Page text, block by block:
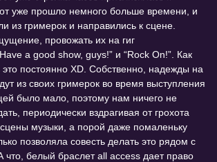
уже прошло немного больше времени, и
из гримерок и направились к сцене.
провожать их на гиг
a good show, guys!” и “Rock On!”. Как
постоянно XD. Собственно, надежды на
из своих гримерок во время выступления
было мало, поэтому нам ничего не
периодически вздрагивая от грохота
музыки, а порой даже помаленьку
позволяла совесть делать это рядом с
что, белый браслет all access дает право